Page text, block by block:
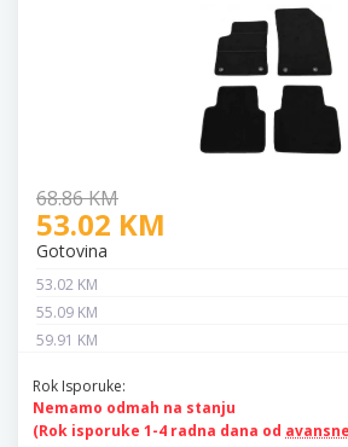
68.86 KM
53.02 KM
Gotovina
53.02 KM
55.09 KM
59.91 KM
Rok Isporuke:
Nemamo odmah na stanju
(Rok isporuke 1-4 radna dana od